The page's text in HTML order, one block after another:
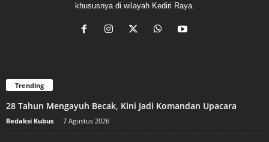
khususnya di wilayah Kediri Raya.
Trending
28 Tahun Mengayuh Becak, Kini Jadi Komandan Upacara
Redaksi Kubus - 7 Agustus 2026